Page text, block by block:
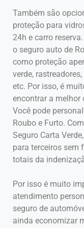
Também são
proteção para
24h e carro
o seguro auto de
como proteção
verde,
etc. Por isso, é
encontrar a melhor
Você pode
Roubo e Furto.
Seguro Carta
para terceiros sem
totais da
Por isso é muito
atendimento
seguro de
ainda economizar